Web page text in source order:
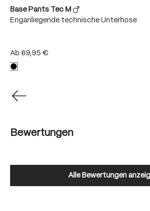
Base Pants Tec M
Enganliegende technische Unterhose
Ab 69,95 €
Bewertungen
Alle Bewertungen